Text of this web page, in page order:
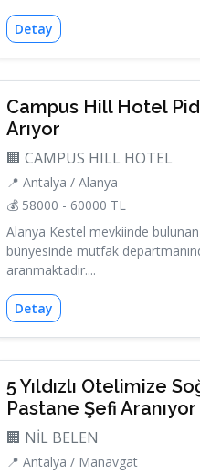
Detay
Campus Hill Hotel
Arıyor
🏢 CAMPUS HILL HOTEL
📍 Antalya / Alanya
💰 58000 - 60000 TL
Alanya Kestel mevkiinde
bünyesinde mutfak
aranmaktadır....
Detay
5 Yıldızlı Otelimize
Pastane Şefi Aranıyor
🏢 NİL BELEN
📍 Antalya / Manavgat